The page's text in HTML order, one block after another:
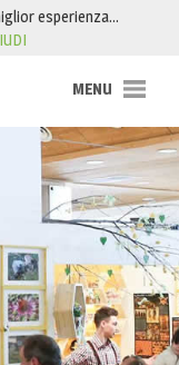
esperienza…